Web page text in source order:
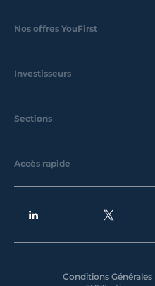
Nos offres YouFirst
Investisseurs
Sections
Accès rapide
Conditions Générales